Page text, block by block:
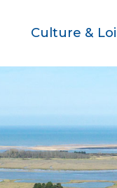
Culture &